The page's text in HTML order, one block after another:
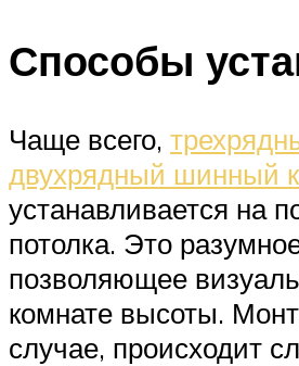
Способы
Чаще всего,
двухрядный шинный
устанавливается на
потолка. Это
позволяющее
комнате высоты.
случае, происходит